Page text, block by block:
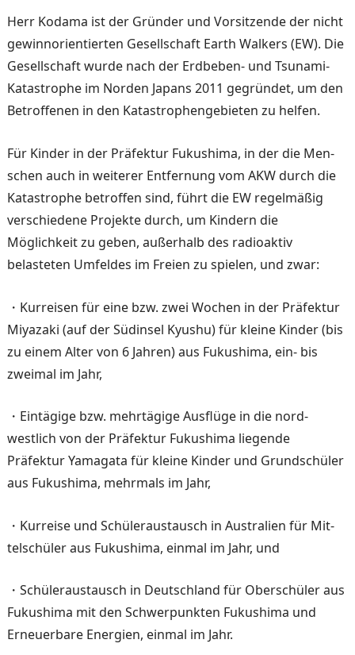
Herr Kodama ist der Gründer und Vorsitzende der nicht
ge­winnorientierten Gesellschaft Earth Walkers (EW). Die
Ge­sellschaft wurde nach der Erdbeben- und Tsunami-
Ka­tastrophe im Norden Japans 2011 gegründet, um den
Be­troffenen in den Katastro­phengebieten zu helfen.
Für Kinder in der Präfektur Fukushima, in der die Men­
schen auch in weiterer Entfer­nung vom AKW durch die
Katastrophe betroffen sind, führt die EW regelmäßig
ver­schiedene Projekte durch, um Kindern die
Möglichkeit zu geben, außerhalb des radioak­tiv
belasteten Umfeldes im Freien zu spielen, und zwar:
・Kurreisen für eine bzw. zwei Wochen in der Präfektur
Miyazaki (auf der Südinsel Kyushu) für kleine Kinder (bis
zu einem Alter von 6 Jah­ren) aus Fukushima, ein- bis
zweimal im Jahr,
・Eintägige bzw. mehrtägige Ausflüge in die nord-
westlich von der Präfektur Fukushima liegende
Präfektur Yamagata für kleine Kinder und Grund­schüler
aus Fukushima, mehr­mals im Jahr,
・Kurreise und Schüleraus­tausch in Australien für Mit­
telschüler aus Fukushima, ein­mal im Jahr, und
・Schüleraustausch in Deutsch­land für Oberschüler aus
Fu­kushima mit den Schwerpunk­ten Fukushima und
Erneuer­bare Energien, einmal im Jahr.